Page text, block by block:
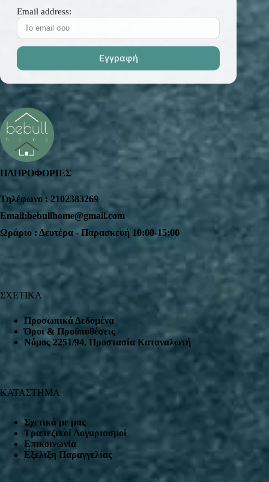
Email address:
ΠΛΗΡΟΦΟΡΙΕΣ
Τηλέφωνο : 2102383269
Email:bebullhome@gmail.com
Ωράριο : Δευτέρα - Παρασκευή 10:00-15:00
ΣΧΕΤΙΚΑ
Προσωπικά Δεδομένα
Όροι & Προϋποθέσεις
Nόμος 2251/94, Προστασία Καταναλωτή
ΚΑΤΑΣΤΗΜΑ
Σχετικά με μας
Τραπεζικοί Λογαριασμοί
Επικοινωνία
Εξέλιξη Παραγγελίας